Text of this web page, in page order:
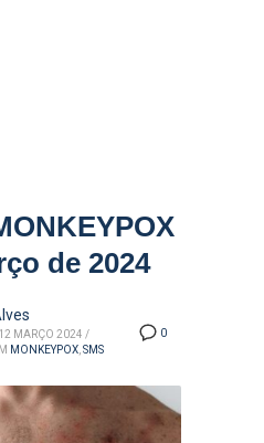
de 2024
0
MARÇO 2024 /
MONKEYPOX SMS